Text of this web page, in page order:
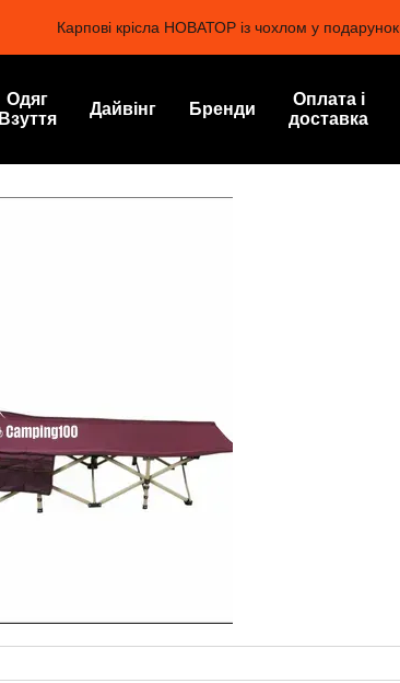
Карпові крісла НОВАТОР із чохлом у подарунок
Одяг
Взуття
Дайвінг Бренди
Оплата і
доставка